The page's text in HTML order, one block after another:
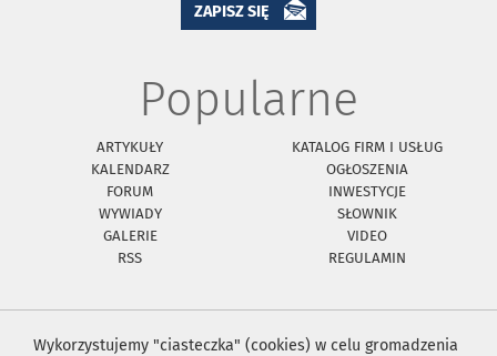
ZAPISZ SIĘ
Popularne
ARTYKUŁY
KATALOG FIRM I USŁUG
KALENDARZ
OGŁOSZENIA
FORUM
INWESTYCJE
WYWIADY
SŁOWNIK
GALERIE
VIDEO
RSS
REGULAMIN
Wykorzystujemy "ciasteczka" (cookies) w celu gromadzenia